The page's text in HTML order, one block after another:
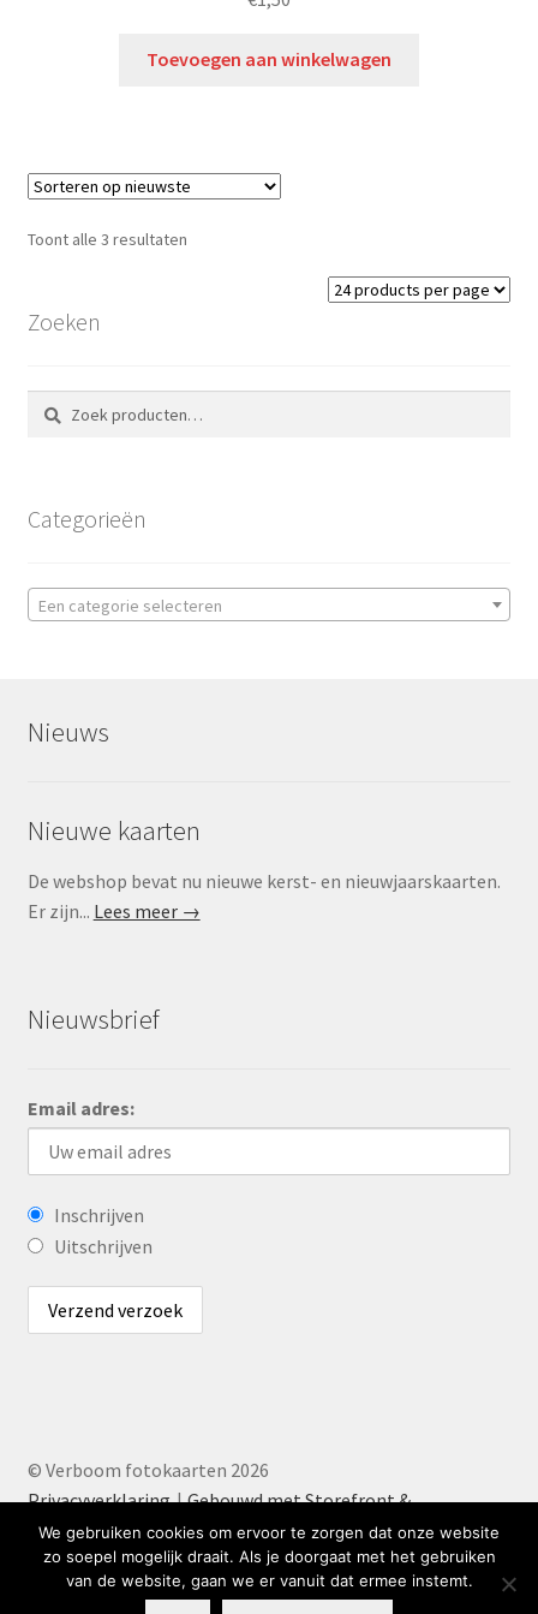
Toevoegen aan winkelwagen
Toont alle 3 resultaten
Zoeken
Zoeken
naar:
Zoeken
Categorieën
Een categorie selecteren
Nieuws
Nieuwe kaarten
De webshop bevat nu nieuwe kerst- en nieuwjaarskaarten.
Er zijn... Lees meer →
Nieuwsbrief
Email adres:
Inschrijven
Uitschrijven
© Verboom fotokaarten 2026
Privacyverklaring
Gebouwd met Storefront &
WooCommerce.
We gebruiken cookies om ervoor te zorgen dat onze website
zo soepel mogelijk draait. Als je doorgaat met het gebruiken
van de website, gaan we er vanuit dat ermee instemt.